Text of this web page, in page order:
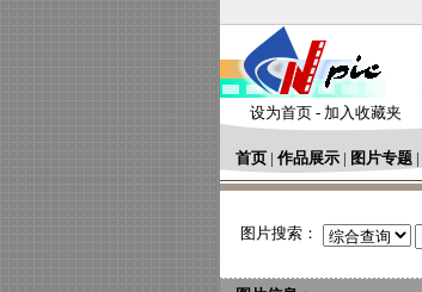
设为首页 - 加入收藏夹
首页 | 作品展示 | 图片专题 |
图片搜索：